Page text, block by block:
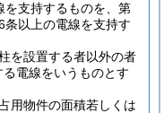
を支持するものを、第
以上の電線を支持す
を設置する者以外の者
電線をいうものとす
用物件の面積若しくは